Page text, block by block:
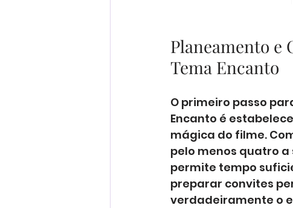
Planeamento e
Tema Encanto
O primeiro passo
Encanto é
mágica do filme.
pelo menos quatro
permite tempo
preparar convites
verdadeiramente o